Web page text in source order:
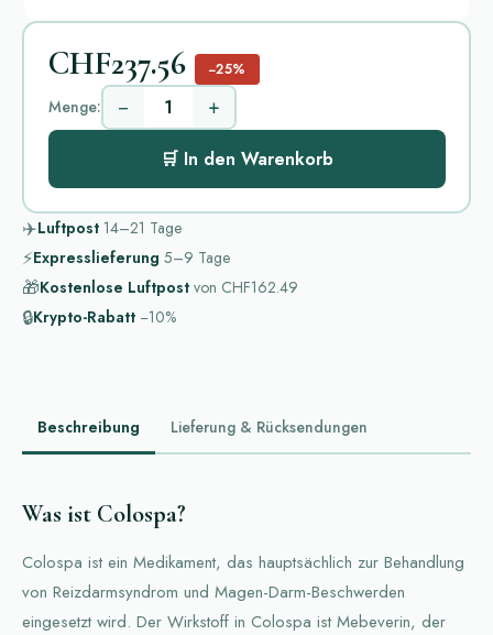
CHF237.56 −25%
Menge: − +
🛒 In den Warenkorb
✈️Luftpost 14–21 Tage
⚡Expresslieferung 5–9 Tage
🎁Kostenlose Luftpost von CHF162.49
🔒Krypto-Rabatt −10%
Beschreibung Lieferung & Rücksendungen
Was ist Colospa?
Colospa ist ein Medikament, das hauptsächlich zur Behandlung
von Reizdarmsyndrom und Magen-Darm-Beschwerden
eingesetzt wird. Der Wirkstoff in Colospa ist Mebeverin, der